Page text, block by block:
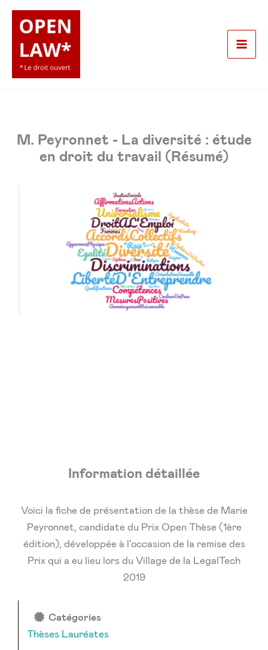
Aller
contenu
M. Peyronnet - La diversité : étude
en droit du travail (Résumé)
Information détaillée
Voici la fiche de présentation de la thèse de Marie
Peyronnet, candidate du Prix Open Thèse (1ère
édition), développée à l’occasion de la remise des
Prix qui a eu lieu lors du Village de la LegalTech
2019
Catégories
Thèses Lauréates